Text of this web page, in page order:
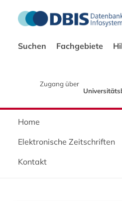
Suchen Fachgebiete
Zugang über
Home
Elektronische Zeitschriften
Kontakt